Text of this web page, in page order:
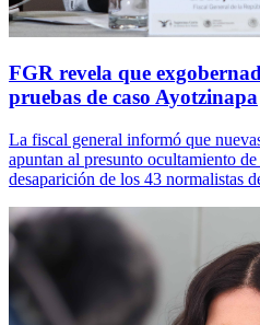
FGR revela que
pruebas de caso Ayotzinapa
La fiscal general informó que
apuntan al presunto ocultamiento
desaparición de los 43 normalistas